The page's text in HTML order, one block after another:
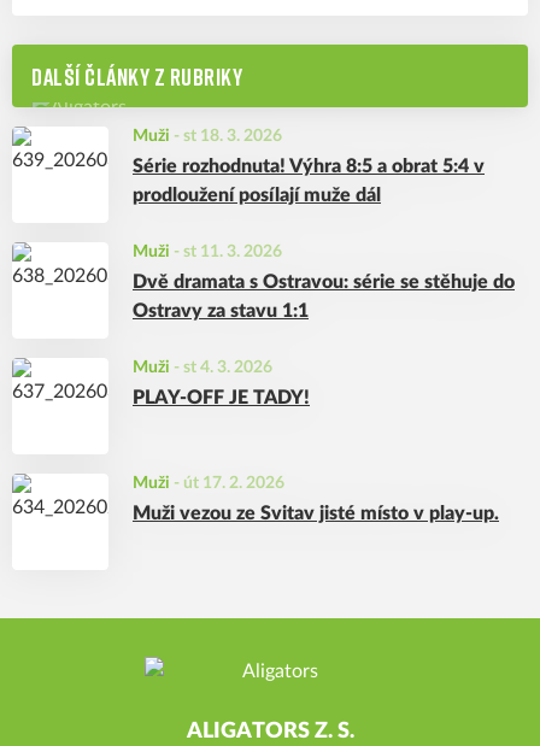
DALŠÍ ČLÁNKY Z RUBRIKY
Muži - st 18. 3. 2026
Série rozhodnuta! Výhra 8:5 a obrat 5:4 v
prodloužení posílají muže dál
Muži - st 11. 3. 2026
Dvě dramata s Ostravou: série se stěhuje do
Ostravy za stavu 1:1
Muži - st 4. 3. 2026
PLAY-OFF JE TADY!
Muži - út 17. 2. 2026
Muži vezou ze Svitav jisté místo v play-up.
ALIGATORS Z. S.